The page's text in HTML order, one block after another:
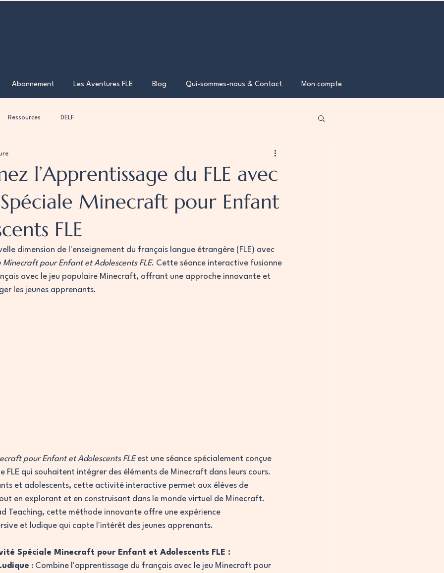
Abonnement Les Aventures FLE Blog Qui-sommes-nous & Contact Mon compte
Ressources DELF
l’Apprentissage du FLE avec
Minecraft pour Enfant
FLE
dimension de l'enseignement du français langue étrangère (FLE) avec
pour Enfant et Adolescents FLE. Cette séance interactive fusionne
avec le jeu populaire Minecraft, offrant une approche innovante et
les jeunes apprenants.
pour Enfant et Adolescents FLE est une séance spécialement conçue
FLE qui souhaitent intégrer des éléments de Minecraft dans leurs cours.
et adolescents, cette activité interactive permet aux élèves de
en explorant et en construisant dans le monde virtuel de Minecraft.
Teaching, cette méthode innovante offre une expérience
et ludique qui capte l'intérêt des jeunes apprenants.
Spéciale Minecraft pour Enfant et Adolescents FLE :
: Combine l'apprentissage du français avec le jeu Minecraft pour